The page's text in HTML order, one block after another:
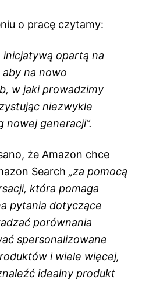
o pracę czytamy:
inicjatywą opartą na
na nowo
w jaki prowadzimy
niezwykle
nowej generacji”.
że Amazon chce
Search „za pomocą
która pomaga
pytania dotyczące
porównania
spersonalizowane
i wiele więcej,
idealny produkt